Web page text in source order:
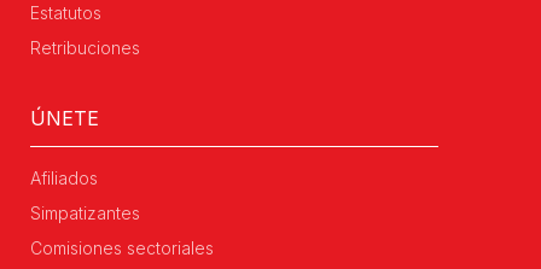
Estatutos
Retribuciones
ÚNETE
Afiliados
Simpatizantes
Comisiones sectoriales